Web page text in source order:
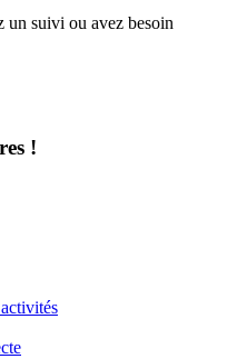
un suivi ou avez besoin
!